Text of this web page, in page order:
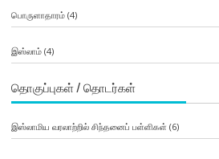
பொருளாதாரம்(4)
இஸ்லாம்(4)
தொகுப்புகள் / தொடர்கள்
இஸ்லாமிய வரலாற்றில் சிந்தனைப் பள்ளிகள் (6)